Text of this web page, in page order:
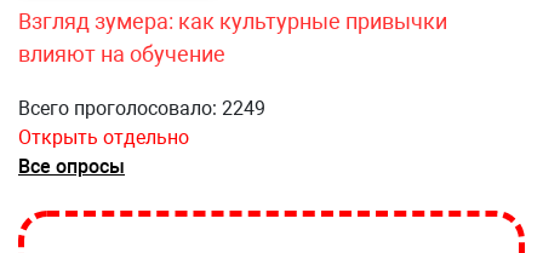
Взгляд зумера: как культурные привычки
влияют на обучение
Всего проголосовало: 2249
Открыть отдельно
Все опросы